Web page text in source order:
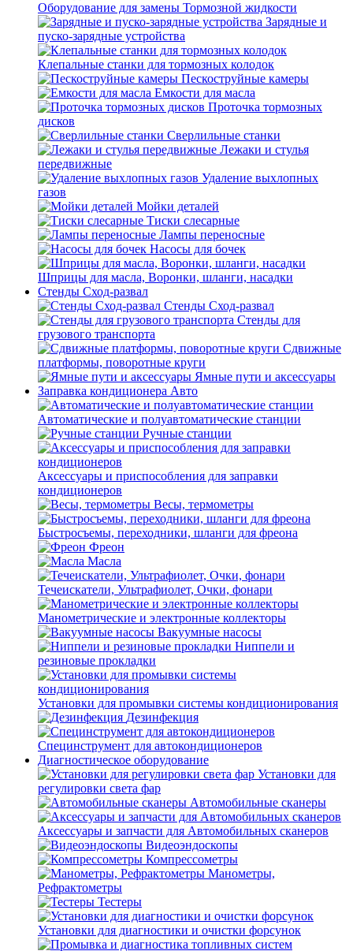
Оборудование для замены Тормозной жидкости
Зарядные и
пуско-зарядные устройства
Клепальные станки для тормозных колодок
Пескоструйные камеры
Емкости для масла
Проточка тормозных
дисков
Сверлильные станки
Лежаки и стулья
передвижные
Удаление выхлопных
газов
Мойки деталей
Тиски слесарные
Лампы переносные
Насосы для бочек
Шприцы для масла, Воронки, шланги, насадки
Стенды Сход-развал
Стенды Сход-развал
Стенды для
грузового транспорта
Сдвижные
платформы, поворотные круги
Ямные пути и аксессуары
Заправка кондиционера Авто
Автоматические и полуавтоматические станции
Ручные станции
Аксессуары и приспособления для заправки
кондиционеров
Весы, термометры
Быстросъемы, переходники, шланги для фреона
Фреон
Масла
Течеискатели, Ультрафиолет, Очки, фонари
Манометрические и электронные коллекторы
Вакуумные насосы
Ниппели и
резиновые прокладки
Установки для промывки системы кондиционирования
Дезинфекция
Специнструмент для автокондиционеров
Диагностическое оборудование
Установки для
регулировки света фар
Автомобильные сканеры
Аксессуары и запчасти для Автомобильных сканеров
Видеоэндоскопы
Компрессометры
Манометры,
Рефрактометры
Тестеры
Установки для диагностики и очистки форсунок